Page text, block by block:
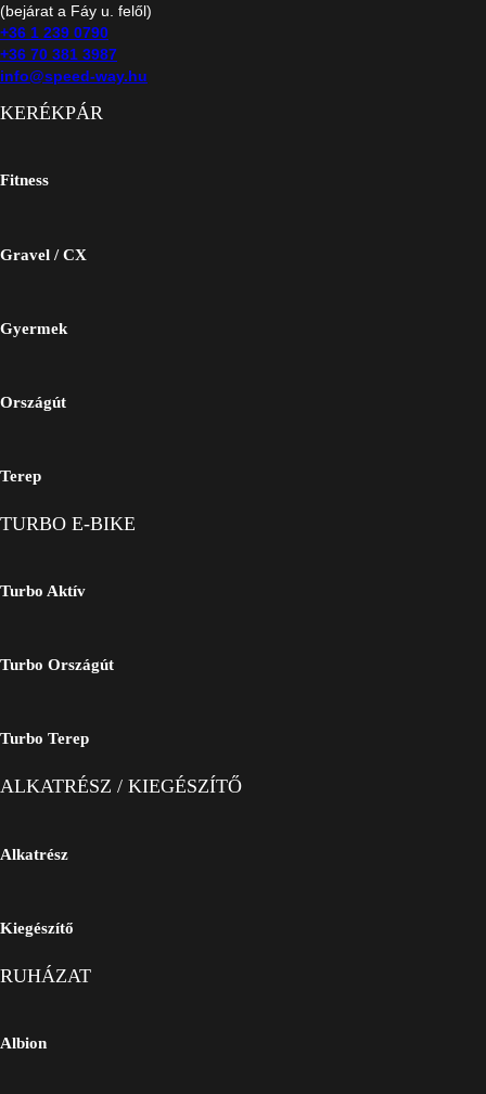
(bejárat a Fáy u. felől)
+36 1 239 0790
+36 70 381 3987
info@speed-way.hu
KERÉKPÁR
Fitness
Gravel / CX
Gyermek
Országút
Terep
TURBO E-BIKE
Turbo Aktív
Turbo Országút
Turbo Terep
ALKATRÉSZ / KIEGÉSZÍTŐ
Alkatrész
Kiegészítő
RUHÁZAT
Albion